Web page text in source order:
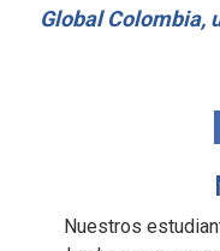
Global Colombia,
Nuestros